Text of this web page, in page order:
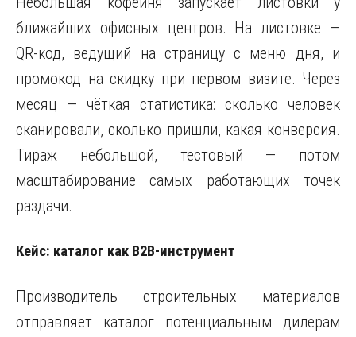
ближайших офисных центров. На листовке —
QR-код, ведущий на страницу с меню дня, и
промокод на скидку при первом визите. Через
месяц — чёткая статистика: сколько человек
сканировали, сколько пришли, какая конверсия.
Тираж небольшой, тестовый — потом
масштабирование самых работающих точек
раздачи.
Кейс: каталог как B2B-инструмент
Производитель строительных материалов
отправляет каталог потенциальным дилерам